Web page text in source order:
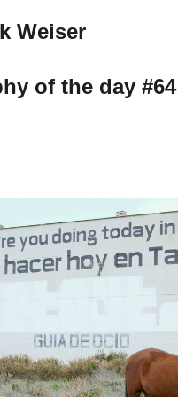
Weiser
of the day #64